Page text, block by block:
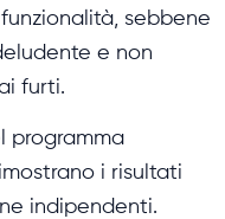
sebbene
e non
furti.
programma
i risultati
indipendenti.